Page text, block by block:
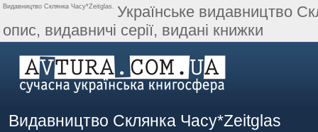
Видавництво Склянка Часу*Zeitglas. Українське видавництво
опис, видавничі серії, видані книжки
Видавництво Склянка Часу*Zeitglas